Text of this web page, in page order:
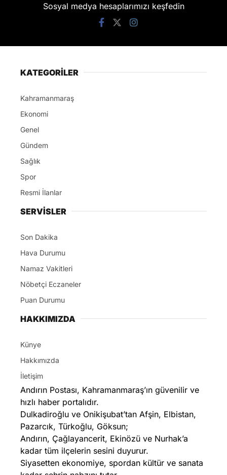
Sosyal medya hesaplarımızı keşfedin
KATEGORİLER
Kahramanmaraş
Ekonomi
Genel
Gündem
Sağlık
Spor
Resmi İlanlar
SERVİSLER
Son Dakika
Hava Durumu
Namaz Vakitleri
Nöbetçi Eczaneler
Puan Durumu
HAKKIMIZDA
Künye
Hakkımızda
İletişim
Andırın Postası, Kahramanmaraş’ın güvenilir ve
hızlı haber portalıdır.
Dulkadiroğlu ve Onikişubat’tan Afşin, Elbistan,
Pazarcık, Türkoğlu, Göksun;
Andırın, Çağlayancerit, Ekinözü ve Nurhak’a
kadar tüm ilçelerin sesini duyurur.
Siyasetten ekonomiye, spordan kültür ve sanata